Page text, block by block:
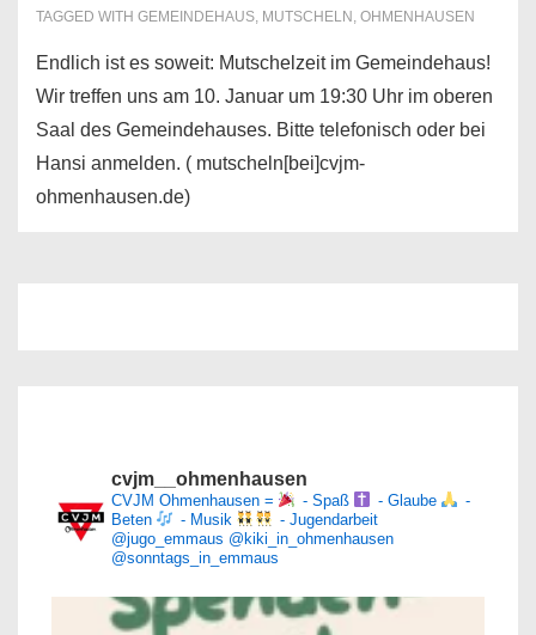
TAGGED WITH GEMEINDEHAUS, MUTSCHELN , OHMENHAUSEN
Endlich ist es soweit: Mutschelzeit im Gemeindehaus!
Wir treffen uns am 10. Januar um 19:30 Uhr im oberen
Saal des Gemeindehauses. Bitte telefonisch oder bei
Hansi anmelden. ( mutscheln[bei]cvjm-
ohmenhausen.de)
cvjm__ohmenhausen
CVJM Ohmenhausen = - Spaß - Glaube
-
Beten
- Musik
- Jugendarbeit
@jugo_emmaus @kiki_in_ohmenhausen
@sonntags_in_emmaus